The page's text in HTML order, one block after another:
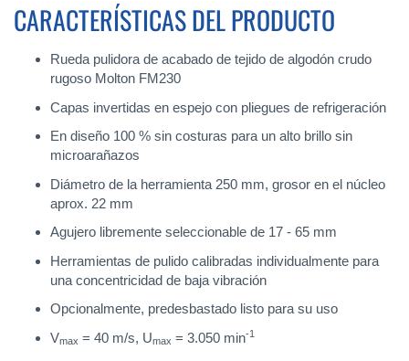
CARACTERÍSTICAS DEL PRODUCTO
Rueda pulidora de acabado de tejido de algodón crudo
rugoso Molton FM230
Capas invertidas en espejo con pliegues de refrigeración
En diseño 100 % sin costuras para un alto brillo sin
microarañazos
Diámetro de la herramienta 250 mm, grosor en el núcleo
aprox. 22 mm
Agujero libremente seleccionable de 17 - 65 mm
Herramientas de pulido calibradas individualmente para
una concentricidad de baja vibración
Opcionalmente, predesbastado listo para su uso
Vmax = 40 m/s, Umax = 3.050 min-1